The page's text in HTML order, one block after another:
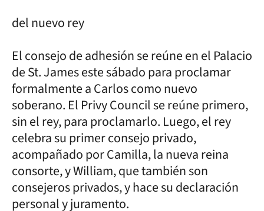
del nuevo rey
El consejo de adhesión se reúne en el Palacio
de St. James este sábado para proclamar
formalmente a Carlos como nuevo
soberano. El Privy Council se reúne primero,
sin el rey, para proclamarlo. Luego, el rey
celebra su primer consejo privado,
acompañado por Camilla, la nueva reina
consorte, y William, que también son
consejeros privados, y hace su declaración
personal y juramento.